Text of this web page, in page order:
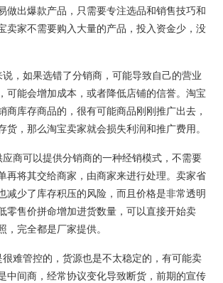
做出爆款产品，只需要专注选品和销售技巧和
卖家不需要购入大量的产品，投入资金少，没
，如果选错了分销商，可能导致自己的营业
可能会增加成本，或者降低店铺的信誉。淘宝
商库存商品的，很有可能商品刚刚推广出去，
货，那么淘宝卖家就会损失利润和推广费用。
商可以提供分销商的一种经销模式，不需要
再将其交给商家，由商家来进行处理。卖家省
减少了库存积压的风险，而且价格是非常透明
零售价拼命增加进货数量，可以直接开始卖
完全都是厂家提供。
难管控的，货源也是不太稳定的，有可能卖
中间商，经常协议变化导致断货，前期的宣传